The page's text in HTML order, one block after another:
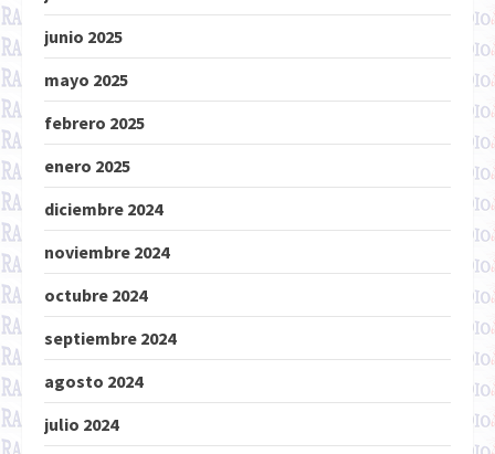
junio 2025
mayo 2025
febrero 2025
enero 2025
diciembre 2024
noviembre 2024
octubre 2024
septiembre 2024
agosto 2024
julio 2024